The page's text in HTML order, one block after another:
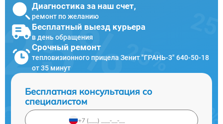
Диагностика за наш счет,
ремонт по желанию
Бесплатный выезд курьера
в день обращения
Срочный ремонт
тепловизионного прицела Зенит "ГРАНЬ-3" 640-50-18
от 35 минут
Бесплатная консультация со
специалистом